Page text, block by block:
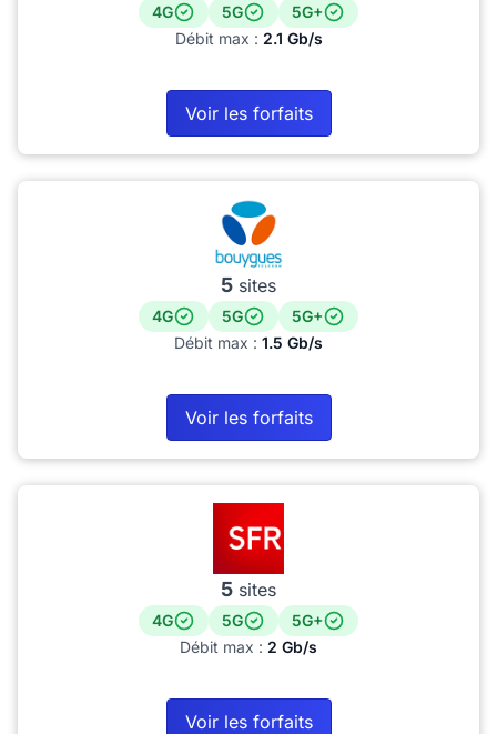
4G 5G
5G+
Débit max : 2.1 Gb/s
Voir les forfaits
5 sites
4G 5G
5G+
Débit max : 1.5 Gb/s
Voir les forfaits
5 sites
4G 5G
5G+
Débit max : 2 Gb/s
Voir les forfaits